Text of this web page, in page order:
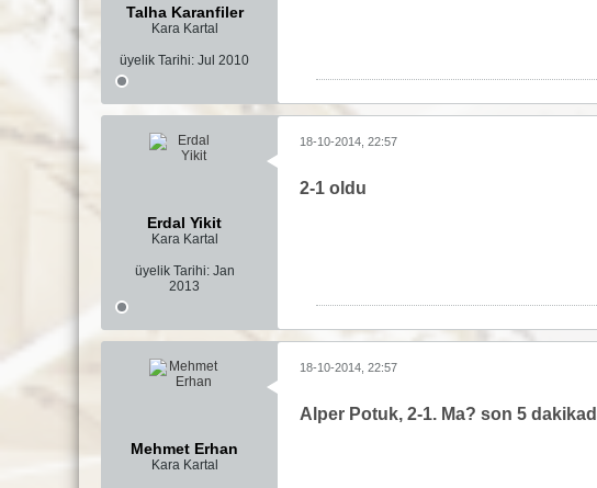
Talha Karanfiler
Kara Kartal
üyelik Tarihi: Jul 2010
Erdal Yikit
Kara Kartal
üyelik Tarihi: Jan
2013
18-10-2014, 22:57
​2-1 oldu
Mehmet Erhan
Kara Kartal
18-10-2014, 22:57
Alper Potuk, 2-1. Ma? son 5